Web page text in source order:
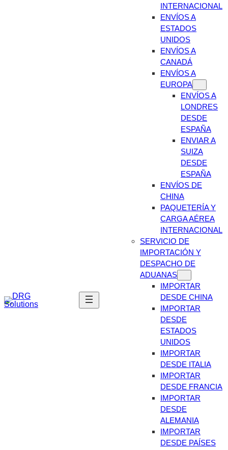
INTERNACIONAL
ENVÍOS A
ESTADOS
UNIDOS
ENVÍOS A
CANADÁ
ENVÍOS A
EUROPA
ENVÍOS A
LONDRES
DESDE
ESPAÑA
ENVIAR A
SUIZA
DESDE
ESPAÑA
ENVÍOS DE
CHINA
PAQUETERÍA Y
CARGA AÉREA
INTERNACIONAL
SERVICIO DE
IMPORTACIÓN Y
DESPACHO DE
ADUANAS
IMPORTAR
DESDE CHINA
IMPORTAR
DESDE
ESTADOS
UNIDOS
IMPORTAR
DESDE ITALIA
IMPORTAR
DESDE FRANCIA
IMPORTAR
DESDE
ALEMANIA
IMPORTAR
DESDE PAÍSES